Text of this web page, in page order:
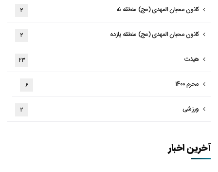
کانون محبان المهدی (عج) منطقه نه ۲
کانون محبان المهدی (عج) منطقه یازده ۲
هیئت ۲۳
محرم ۱۴۰۰ ۶
ورزشی ۲
آخرین اخبار